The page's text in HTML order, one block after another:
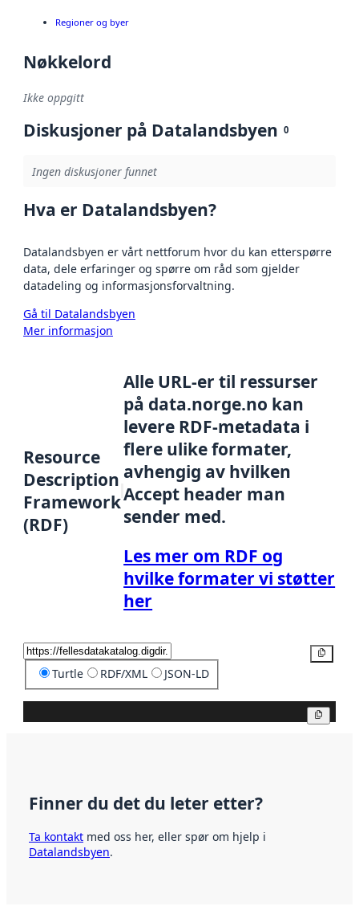
Regioner og byer
Nøkkelord
Ikke oppgitt
Diskusjoner på Datalandsbyen 0
Ingen diskusjoner funnet
Hva er Datalandsbyen?
Datalandsbyen er vårt nettforum hvor du kan etterspørre
data, dele erfaringer og spørre om råd som gjelder
datadeling og informasjonsforvaltning.
Gå til Datalandsbyen
Mer informasjon
Resource
Description
Framework
(RDF)
Alle URL-er til ressurser
på data.norge.no kan
levere RDF-metadata i
flere ulike formater,
avhengig av hvilken
Accept header man
sender med.
Les mer om RDF og
hvilke formater vi støtter
her
Turtle RDF/XML JSON-LD
Finner du det du leter etter?
Ta kontakt med oss her, eller spør om hjelp i
Datalandsbyen.